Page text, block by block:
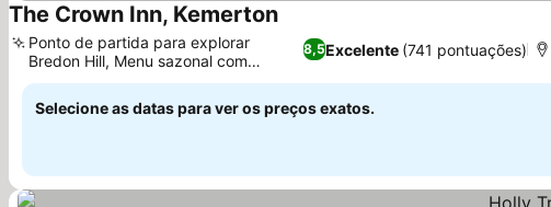
The Crown Inn, KemertonVer preços
8,5Excelente (741 pontuações)
Ponto de partida para explorar
Bredon Hill, Menu sazonal com
produtos locais
Selecione as datas para ver os preços exatos.